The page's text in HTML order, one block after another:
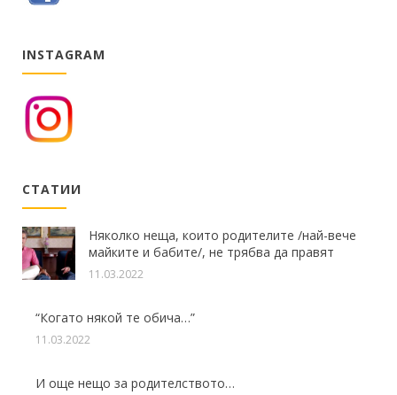
INSTAGRAM
СТАТИИ
Няколко неща, които родителите /най-вече
майките и бабите/, не трябва да правят
11.03.2022
“Когато някой те обича…”
11.03.2022
И още нещо за родителството…